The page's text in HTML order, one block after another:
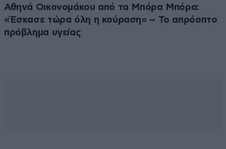
Αθηνά Οικονομάκου από τα Μπόρα Μπόρα:
«Έσκασε τώρα όλη η κούραση» – Το απρόοπτο
πρόβλημα υγείας